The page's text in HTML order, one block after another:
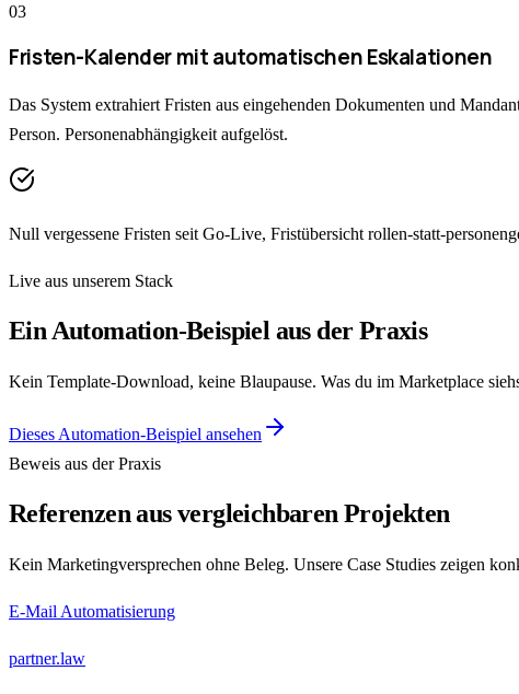
03
Fristen-Kalender mit automatischen Eskalationen
Das System extrahiert Fristen aus eingehenden Dokumenten und
Person. Personenabhängigkeit aufgelöst.
Null vergessene Fristen seit Go-Live, Fristübersicht rollen-statt-
Live aus unserem Stack
Ein Automation-Beispiel aus der Praxis
Kein Template-Download, keine Blaupause. Was du im Marketplace
Dieses Automation-Beispiel ansehen
Beweis aus der Praxis
Referenzen aus vergleichbaren Projekten
Kein Marketingversprechen ohne Beleg. Unsere Case Studies zeigen
E-Mail Automatisierung
partner.law